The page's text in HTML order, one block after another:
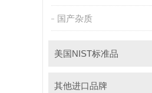
国产杂质
美国NIST标准品
其他进口品牌